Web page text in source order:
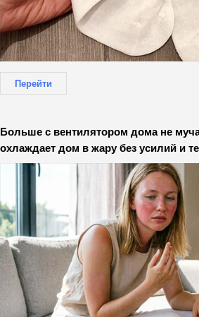
Перейти
Больше с вентилятором дома не
охлаждает дом в жару без усилий и